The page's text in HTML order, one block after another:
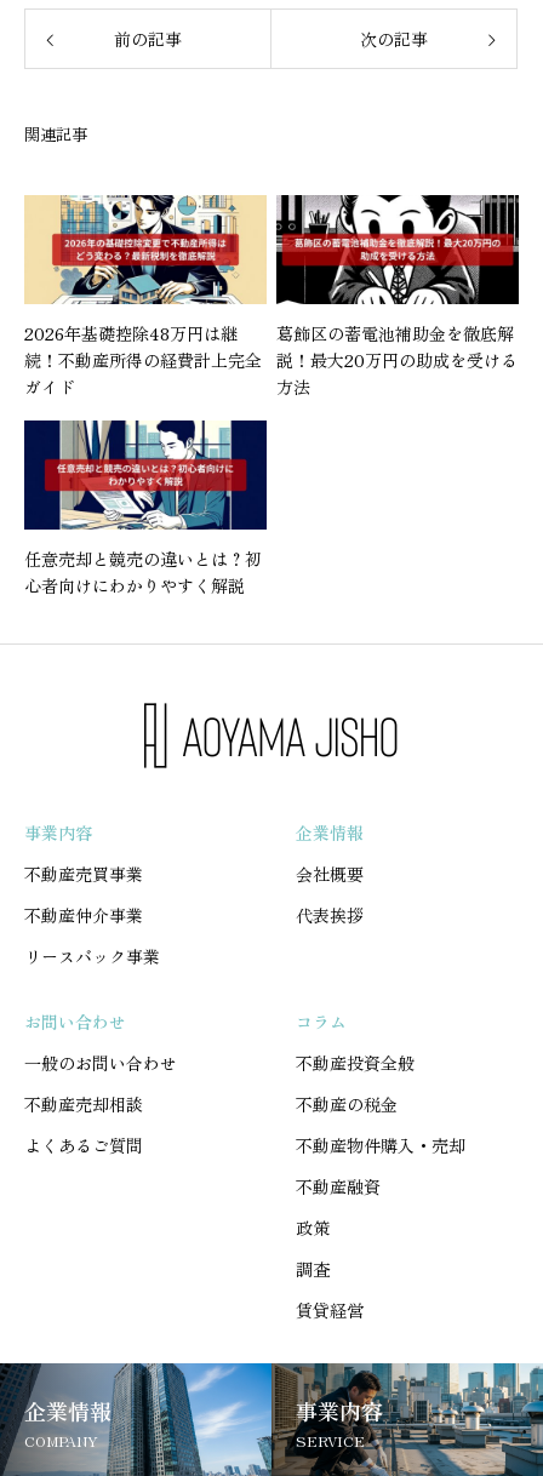
前の記事 次の記事
関連記事
2026年基礎控除48万円は継
続！不動産所得の経費計上完全
ガイド
葛飾区の蓄電池補助金を徹底解
説！最大20万円の助成を受ける
方法
任意売却と競売の違いとは？初
心者向けにわかりやすく解説
事業内容
不動産売買事業
不動産仲介事業
リースバック事業
企業情報
会社概要
代表挨拶
お問い合わせ
一般のお問い合わせ
不動産売却相談
よくあるご質問
コラム
不動産投資全般
不動産の税金
不動産物件購入・売却
不動産融資
政策
調査
賃貸経営
企業情報
COMPANY
事業内容
SERVICE